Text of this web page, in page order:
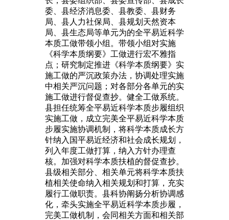
委、县经济消息委、县教委、县财务
局、县人力社保局、县规划天然资本
局、县生态局等单元为的全平易近科学
本质工做带领小组。带领小组对实施
《科学本质纲要》工做进行宏不雅指
点；研究制定推进《科学本质纲要》实
施工做的严沉政策办法，协调处理实施
中相关严沉问题；对各部分各单元的实
施工做进行督促查抄。健全工做系统。
县担任统筹全平易近科学本质步履组织
实施工做，成立完美全平易近科学本质
步履实施协调机制，将科学本质成长方
针纳入国平易近经济和社会成长规划，
列入年度工做打算，纳入方针办理查
核。加强对科学本质扶植的督促查抄。
县级相关部分、相关单元将科学本质扶
植相关使命纳入相关规划和打算，充实
履行工做职责。县科协阐扬分析协调感
化，牵头实施全平易近科学本质步履，
完美工做机制，会同相关方面和相关部